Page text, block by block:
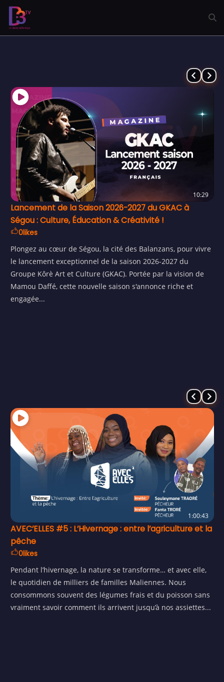
11:05
Artisanat, Culture et Tourisme
0likes
Le ministre Mamou Daffe bouge et fait bouger les lignes.
Dans ce magazine, D3 TV vous retrace les temps forts des
activités phares du département courant ce mois de mars
2026...
1:00:43
AVEC’ELLES #5 : L’Hivernage : entre l’agriculture et la
pêche
0likes
Pendant l’hivernage, la nature se transforme… et avec elle,
le quotidien de milliers de familles Maliennes. Nous
consommons souvent des légumes frais et du poisson sans
vraiment savoir comment ils arrivent jusqu’à nos assiettes...